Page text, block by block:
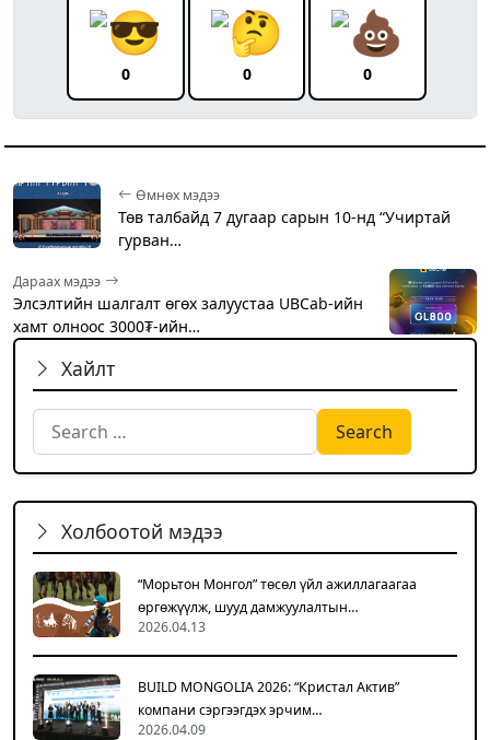
0 0 0
Өмнөх мэдээ
Төв талбайд 7 дугаар сарын 10-нд “Учиртай
гурван…
Дараах мэдээ
Элсэлтийн шалгалт өгөх залуустаа UBCab-ийн
хамт олноос 3000₮-ийн…
Хайлт
Search for:
Холбоотой мэдээ
“Морьтон Монгол” төсөл үйл ажиллагаагаа
өргөжүүлж, шууд дамжуулалтын…
2026.04.13
BUILD MONGOLIA 2026: “Кристал Актив”
компани сэргээгдэх эрчим…
2026.04.09